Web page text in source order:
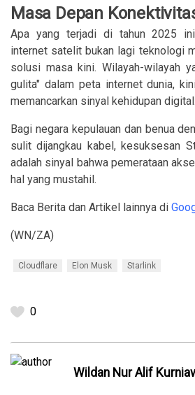
Masa Depan
Apa yang terjadi di tahun 2025
internet satelit bukan lagi teknologi
solusi masa kini. Wilayah-wilayah
gulita" dalam peta internet dunia,
memancarkan sinyal kehidupan digital.
Bagi negara kepulauan dan benua
sulit dijangkau kabel, kesuksesan
adalah sinyal bahwa pemerataan
hal yang mustahil.
Baca Berita dan Artikel lainnya di
(WN/ZA)
Cloudflare Elon Musk Starlink
0
Wildan Nur Alif